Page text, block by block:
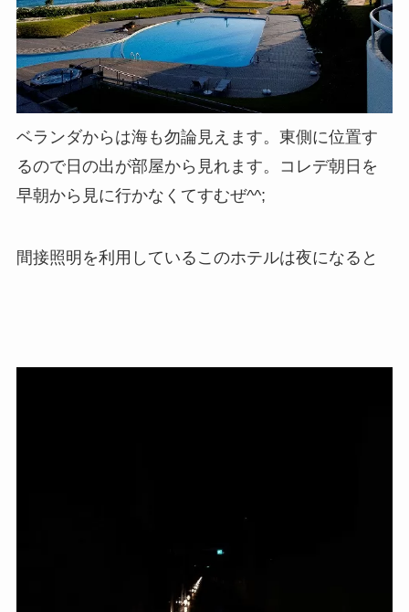
ベランダからは海も勿論見えます。東側に位置す
るので日の出が部屋から見れます。コレデ朝日を
早朝から見に行かなくてすむぜ^^;
間接照明を利用しているこのホテルは夜になると